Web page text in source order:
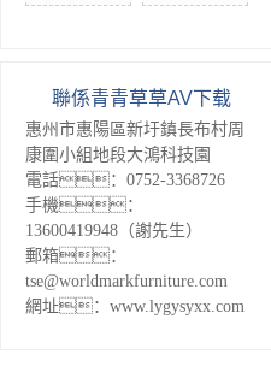
聯係青青草草AV下载
惠州市惠陽區新圩鎮長布村周
康圍小組地段大鴻科技園
電話：0752-3368726
手機：
13600419948（謝先生）
郵箱：
tse@worldmarkfurniture.com
網址：www.lygysyxx.com